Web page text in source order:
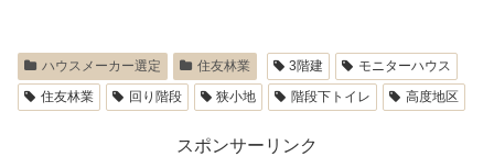
ハウスメーカー選定 住友林業 3階建
モニターハウス
住友林業
回り階段 狭小地 階段下トイレ 高度地区
スポンサーリンク